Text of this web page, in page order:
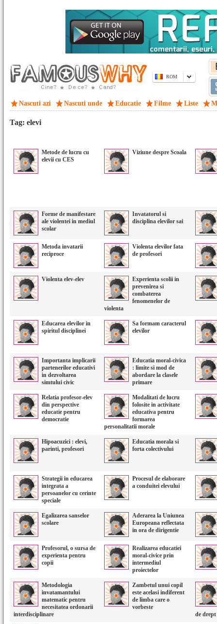
ROM
Nascuti azi Nascuti unde Educatie Filme Liste
Tag: elevi
Metode de lucru cu
elevii cu CES
Viziune despre Scoala
Forme de manifestare
ale violentei in mediul
scolar
Invatatorul si
disciplina elevilor sai
Metoda invatarii
reciproce
Violenta elevilor fata
de profesori
Violenta elev-elev
Experienta scolii in
prevenirea si
combaterea
fenomenelor de
violenta
Educarea elevilor in
spiritul disciplinei
Sa formam caracterul
elevilor
Importanta implicarii
partenerilor educativi
in dezvoltarea
simtului civic
Educatia moral-civica
: limite si mod de
abordare la clasele
primare
Relatia profesor-elev
din perspective
educatie pentru
democratie
Modalitati de lucru
folosite in activitate
educativa pentru
formarea
personalitatii morale
Hipoacuzici : elevi,
parinti, profesori
Educatia morala si
forta colectivului
Strategii in educarea
integrata a
persoanelor cu cerinte
speciale
Procesul de elaborare
a conduitei elevului
Egalizarea sanselor
scolare
Aderarea la Uniunea
Europeana reflectata
in ora de dirigentie
Profesorul, o sursa de
experienta pentru
copii
Realizarea educatiei
moral-civice prin
intermediul
proiectelor
Metodologia
invatamantului
matematic pentru
necesitatea ordonarii
interdisciplinare
Zambetul unui copil
este acelasi indiferent
de limba care o
vorbeste
de drept